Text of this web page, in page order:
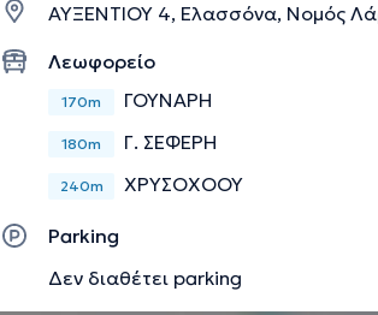
ΑΥΞΕΝΤΙΟΥ 4, Ελασσόνα, Νομός
Λεωφορείο
170m ΓΟΥΝΑΡΗ
180m Γ. ΣΕΦΕΡΗ
240m ΧΡΥΣΟΧΟΟΥ
Parking
Δεν διαθέτει parking